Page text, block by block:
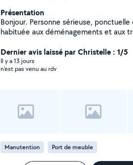
Présentation
Bonjour. Personne sérieuse,
habituée aux déménagements et aux
physique, je travaille efficacement, avec
bonne humeur. Au plaisir de vous aider.
Dernier avis laissé par Christelle : 1/5
Il y a 13 jours
n'est pas venu au rdv
Manutention Port de meuble